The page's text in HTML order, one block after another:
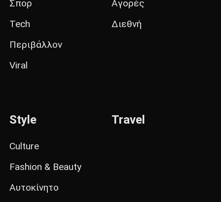
Σπορ
Tech
Περιβάλλον
Viral
Αγορές
Διεθνή
Style
Culture
Fashion & Beauty
Αυτοκίνητο
Travel